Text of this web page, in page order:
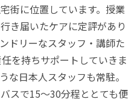
街に位置しています。授業
き届いたケアに定評があり
ドリーなスタッフ・講師た
を持ちサポートしていきま
な日本人スタッフも常駐。
スで15～30分程ととても便